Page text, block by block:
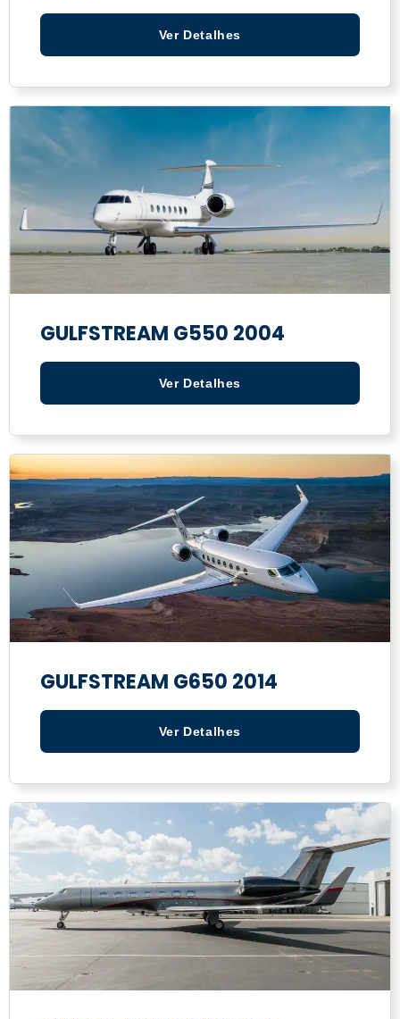
Ver Detalhes
GULFSTREAM G550 2004
Ver Detalhes
GULFSTREAM G650 2014
Ver Detalhes